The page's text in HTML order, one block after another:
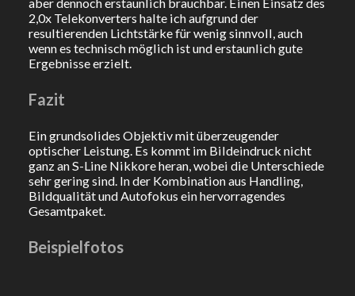
2,0x Telekonverters halte ich aufgrund der
resultierenden Lichtstärke für wenig sinnvoll, auch
wenn es technisch möglich ist und erstaunlich gute
Ergebnisse erzielt.
Fazit
Ein grundsolides Objektiv mit überzeugender
optischer Leistung. Es kommt im Bildeindruck nicht
ganz an S-Line Nikkore heran, wobei die Unterschiede
sehr gering sind. In der Kombination aus Handling,
Bildqualität und Autofokus ein hervorragendes
Gesamtpaket.
Beispielfotos